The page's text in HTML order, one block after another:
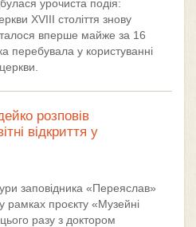
урочиста подія:
XVIII століття знову
вперше майже за 16
перебувала у користуванні
розповів
відкриття у
заповідника «Переяслав»
рамках проєкту «Музейні
разу з доктором